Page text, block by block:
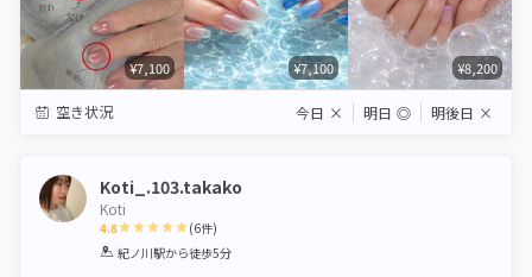
¥7,100 ¥7,100 ¥8,200
空き状況 今日 × 明日 ◎ 明後日 ×
Koti_.103.takako
Koti
4.8
1 2 3 4 5
(6件)
紀ノ川駅から徒歩5分